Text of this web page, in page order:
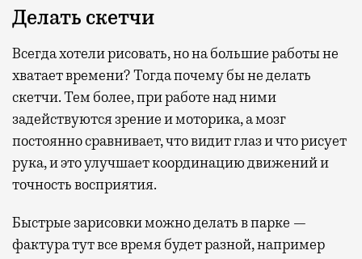
Делать скетчи
Всегда хотели рисовать, но на большие работы не
хватает времени? Тогда почему бы не делать
скетчи. Тем более, при работе над ними
задействуются зрение и моторика, а мозг
постоянно сравнивает, что видит глаз и что рисует
рука, и это улучшает координацию движений и
точность восприятия.
Быстрые зарисовки можно делать в парке —
фактура тут все время будет разной, например